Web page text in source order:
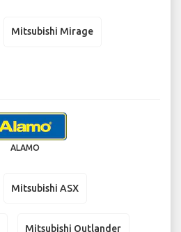
Mitsubishi Mirage
ALAMO
Mitsubishi ASX
Mitsubishi Outlander